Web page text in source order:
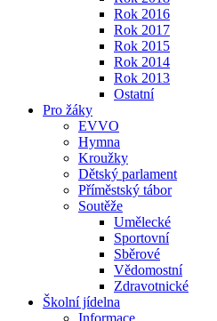
Rok 2016
Rok 2017
Rok 2015
Rok 2014
Rok 2013
Ostatní
Pro žáky
EVVO
Hymna
Kroužky
Dětský parlament
Příměstský tábor
Soutěže
Umělecké
Sportovní
Sběrové
Vědomostní
Zdravotnické
Školní jídelna
Informace